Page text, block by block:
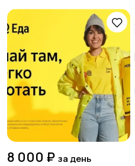
Резюме 5
Служба по контракту
8 000 ₽ за день